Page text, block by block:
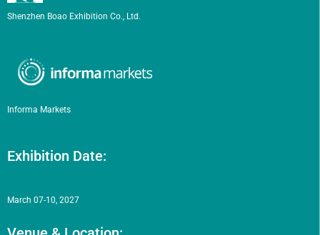
Shenzhen Boao Exhibition Co., Ltd.
Informa Markets
Exhibition Date:
March 07-10, 2027